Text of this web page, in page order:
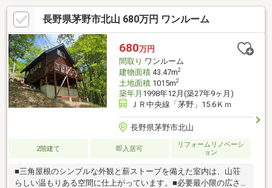
長野県茅野市北山 680万円 ワンルーム
680万円
間取り ワンルーム
建物面積43.47m2
土地面積1015m2
築年月 1998年12月(築27年9ヶ月)
ＪＲ中央線「茅野」15.6Ｋｍ
長野県茅野市北山
2階建て 即入居可
リフォームリノベーシ
ョン
■三角屋根のシンプルな外観と薪ストーブを備えた室内は、山荘
らしい温もりある空間に仕上がっています。■必要最小限の広さ